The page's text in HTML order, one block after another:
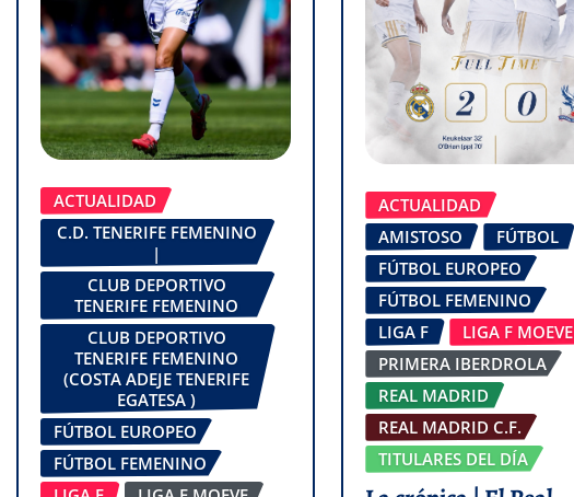
ACTUALIDAD
C.D. TENERIFE FEMENINO
|
CLUB DEPORTIVO
TENERIFE FEMENINO
CLUB DEPORTIVO
TENERIFE FEMENINO
(COSTA ADEJE TENERIFE
EGATESA )
FÚTBOL EUROPEO
FÚTBOL FEMENINO
ACTUALIDAD
AMISTOSO
FÚTBOL
FÚTBOL EUROPEO
FÚTBOL FEMENINO
LIGA F
LIGA F MOEVE
PRIMERA IBERDROLA
REAL MADRID
REAL MADRID C.F.
TITULARES DEL DÍA